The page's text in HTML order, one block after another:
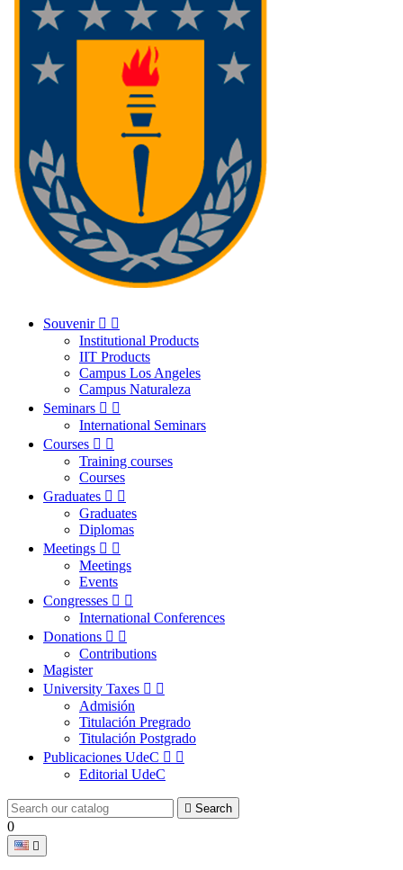
Souvenir  
Institutional Products
IIT Products
Campus Los Angeles
Campus Naturaleza
Seminars  
International Seminars
Courses  
Training courses
Courses
Graduates  
Graduates
Diplomas
Meetings  
Meetings
Events
Congresses  
International Conferences
Donations  
Contributions
Magister
University Taxes  
Admisión
Titulación Pregrado
Titulación Postgrado
Publicaciones UdeC  
Editorial UdeC
 Search
0
